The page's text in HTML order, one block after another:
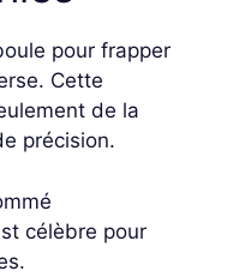
pour frapper
Cette
de la
précision.
célèbre pour